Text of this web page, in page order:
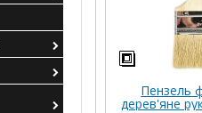
Пензель
дерев'яне